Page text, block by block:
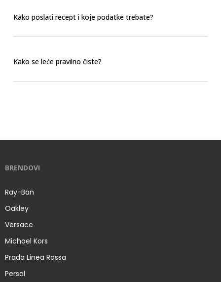
Kako poslati recept i koje podatke trebate?
Kako se leće pravilno čiste?
BRENDOVI
Ray-Ban
Oakley
Versace
Michael Kors
Prada Linea Rossa
Persol